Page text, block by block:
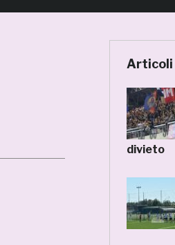
Articoli
divieto